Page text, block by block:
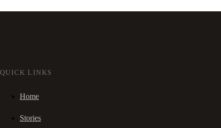
QUICK LINKS
Home
Stories